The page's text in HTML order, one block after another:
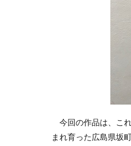
今回の作品は、こ
まれ育った広島県坂